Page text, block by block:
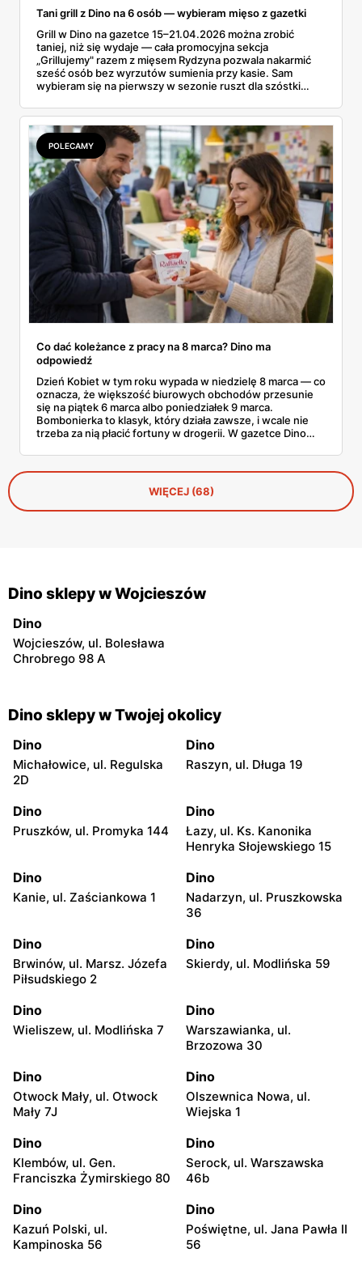
Tani grill z Dino na 6 osób — wybieram mięso z gazetki
Grill w Dino na gazetce 15–21.04.2026 można zrobić
taniej, niż się wydaje — cała promocyjna sekcja
„Grillujemy" razem z mięsem Rydzyna pozwala nakarmić
sześć osób bez wyrzutów sumienia przy kasie. Sam
wybieram się na pierwszy w sezonie ruszt dla szóstki
porannej kawie. Kiełbasa Biesiadna za 11,99 zł,
marynowane udko z kurczaka po 15,99 zł za kilogram,
szynka wykwintna Rydzyna po 37,99. Sprawdzam, co
naprawdę wchodzi do koszyka, a co lepiej zostawić na
półce.
POLECAMY
Co dać koleżance z pracy na 8 marca? Dino ma
odpowiedź
Dzień Kobiet w tym roku wypada w niedzielę 8 marca — co
oznacza, że większość biurowych obchodów przesunie
się na piątek 6 marca albo poniedziałek 9 marca.
Bombonierka to klasyk, który działa zawsze, i wcale nie
trzeba za nią płacić fortuny w drogerii. W gazetce Dino
Rocher, Lindora i kilka innych markowych propozycji w
cenach, które robią różnicę. Zdążysz spokojnie — masz
WIĘCEJ (68)
Dino sklepy w Wojcieszów
Dino
Wojcieszów, ul. Bolesława
Chrobrego 98 A
Dino sklepy w Twojej okolicy
Dino
Michałowice, ul. Regulska
2D
Dino
Raszyn, ul. Długa 19
Dino
Pruszków, ul. Promyka 144
Dino
Łazy, ul. Ks. Kanonika
Henryka Słojewskiego 15
Dino
Kanie, ul. Zaściankowa 1
Dino
Nadarzyn, ul. Pruszkowska
36
Dino
Brwinów, ul. Marsz. Józefa
Piłsudskiego 2
Dino
Skierdy, ul. Modlińska 59
Dino
Wieliszew, ul. Modlińska 7
Dino
Warszawianka, ul.
Brzozowa 30
Dino
Otwock Mały, ul. Otwock
Mały 7J
Dino
Olszewnica Nowa, ul.
Wiejska 1
Dino
Klembów, ul. Gen.
Franciszka Żymirskiego 80
Dino
Serock, ul. Warszawska
46b
Dino
Kazuń Polski, ul.
Kampinoska 56
Dino
Poświętne, ul. Jana Pawła II
56